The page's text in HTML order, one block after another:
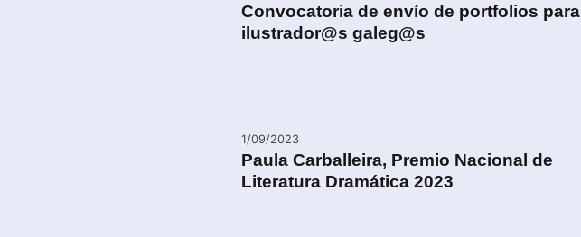
Convocatoria de envío de portfolios para
ilustrador@s galeg@s
1/09/2023
Paula Carballeira, Premio Nacional de
Literatura Dramática 2023